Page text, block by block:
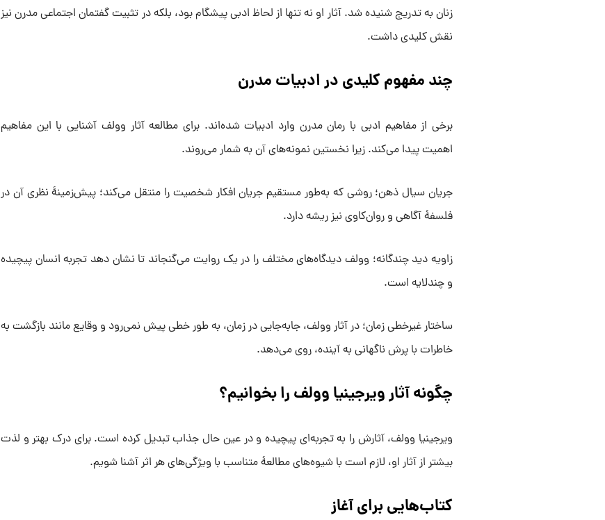
زنان به تدریج شنیده شد. آثار او نه تنها از لحاظ ادبی پیشگام بود، بلکه در تثبیت گفتمان اجتماعی مدرن نیز
نقش کلیدی داشت.
چند مفهوم کلیدی در ادبیات مدرن
برخی از مفاهیم ادبی با رمان مدرن وارد ادبیات شده‌اند. برای مطالعه آثار وولف آشنایی با این مفاهیم
اهمیت پیدا می‌کند. زیرا نخستین نمونه‌های آن به شمار می‌روند.
جریان سیال ذهن؛ روشی که به‌طور مستقیم جریان افکار شخصیت را منتقل می‌کند؛ پیش‌زمینهٔ نظری آن در
فلسفهٔ آگاهی و روان‌کاوی نیز ریشه دارد.
زاویه دید چندگانه؛ وولف دیدگاه‌های مختلف را در یک روایت می‌گنجاند تا نشان دهد تجربه انسان پیچیده
و چندلایه است.
ساختار غیرخطی زمان؛ در آثار وولف، جابه‌جایی در زمان، به طور خطی پیش نمی‌رود و وقایع مانند بازگشت به
خاطرات با پرش ناگهانی به آینده، روی می‌دهد.
چگونه آثار ویرجینیا وولف را بخوانیم؟
ویرجینیا وولف، آثارش را به تجربه‌ای پیچیده و در عین حال جذاب تبدیل کرده است. برای درک بهتر و لذت
بیشتر از آثار او، لازم است با شیوه‌های مطالعهٔ متناسب با ویژگی‌های هر اثر آشنا شویم.
کتاب‌هایی برای آغاز